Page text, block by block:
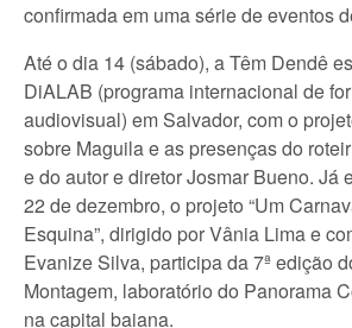
confirmada em uma série de eventos
Até o dia 14 (sábado), a Têm Dendê
DiALAB (programa internacional de
audiovisual) em Salvador, com o
sobre Maguila e as presenças do
e do autor e diretor Josmar Bueno. Já
22 de dezembro, o projeto “Um
Esquina”, dirigido por Vânia Lima e
Evanize Silva, participa da 7ª edição
Montagem, laboratório do Panorama
na capital baiana.